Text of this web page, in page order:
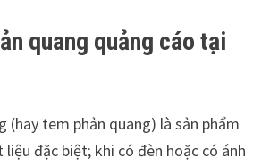
quang quảng cáo tại
(hay tem phản quang) là sản phẩm
đặc biệt; khi có đèn hoặc có ánh